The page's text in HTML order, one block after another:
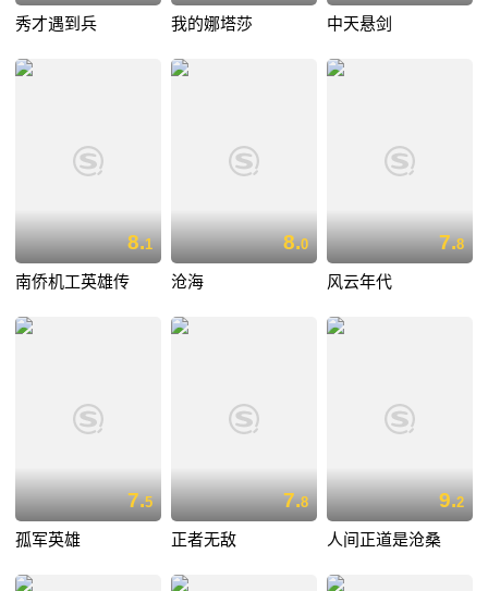
秀才遇到兵 我的娜塔莎 中天悬剑
8.1
南侨机工英雄传
8.0
沧海
7.8
风云年代
7.5
孤军英雄
7.8
正者无敌
9.2
人间正道是沧桑